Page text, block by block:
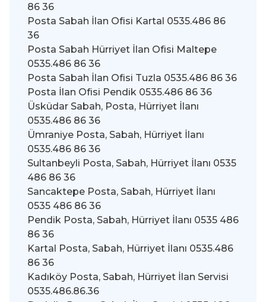
86 36
Posta Sabah İlan Ofisi Kartal 0535.486 86
36
Posta Sabah Hürriyet İlan Ofisi Maltepe
0535.486 86 36
Posta Sabah İlan Ofisi Tuzla 0535.486 86 36
Posta İlan Ofisi Pendik 0535.486 86 36
Üsküdar Sabah, Posta, Hürriyet İlanı
0535.486 86 36
Ümraniye Posta, Sabah, Hürriyet İlanı
0535.486 86 36
Sultanbeyli Posta, Sabah, Hürriyet İlanı 0535
486 86 36
Sancaktepe Posta, Sabah, Hürriyet İlanı
0535 486 86 36
Pendik Posta, Sabah, Hürriyet İlanı 0535 486
86 36
Kartal Posta, Sabah, Hürriyet İlanı 0535.486
86 36
Kadıköy Posta, Sabah, Hürriyet İlan Servisi
0535.486.86.36